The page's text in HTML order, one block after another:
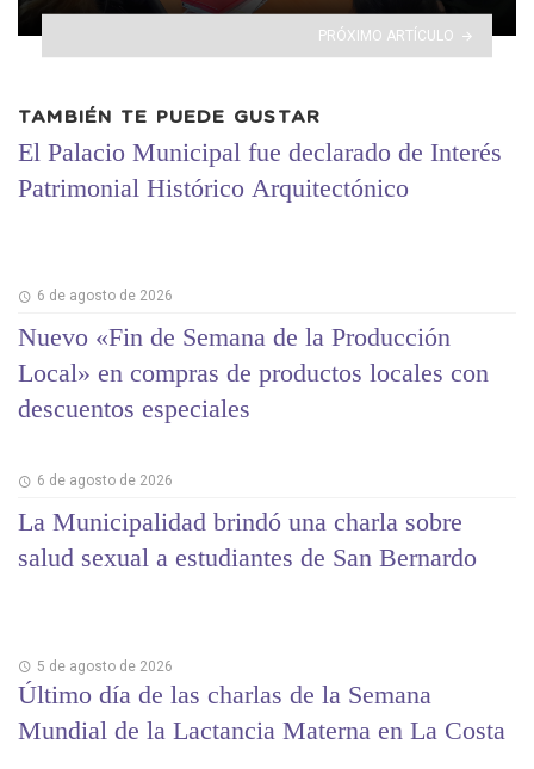
PRÓXIMO ARTÍCULO
TAMBIÉN TE PUEDE GUSTAR
El Palacio Municipal fue declarado de Interés
Patrimonial Histórico Arquitectónico
6 de agosto de 2026
Nuevo «Fin de Semana de la Producción
Local» en compras de productos locales con
descuentos especiales
6 de agosto de 2026
La Municipalidad brindó una charla sobre
salud sexual a estudiantes de San Bernardo
5 de agosto de 2026
Último día de las charlas de la Semana
Mundial de la Lactancia Materna en La Costa